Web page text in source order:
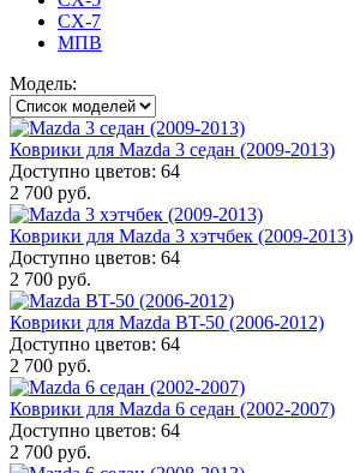
CX-7
МПВ
Модель:
Коврики для Mazda 3 седан (2009-2013)
Доступно цветов: 64
2 700 руб.
Коврики для Mazda 3 хэтчбек (2009-2013)
Доступно цветов: 64
2 700 руб.
Коврики для Mazda BT-50 (2006-2012)
Доступно цветов: 64
2 700 руб.
Коврики для Mazda 6 седан (2002-2007)
Доступно цветов: 64
2 700 руб.